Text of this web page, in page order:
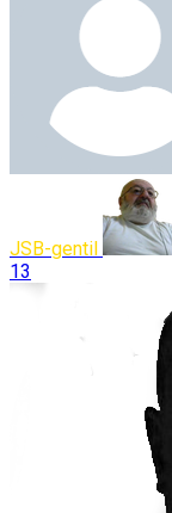
JSB-gentil
13